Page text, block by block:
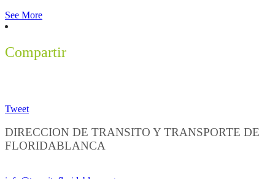
See More
Compartir
Tweet
DIRECCION DE TRANSITO Y TRANSPORTE DE
FLORIDABLANCA